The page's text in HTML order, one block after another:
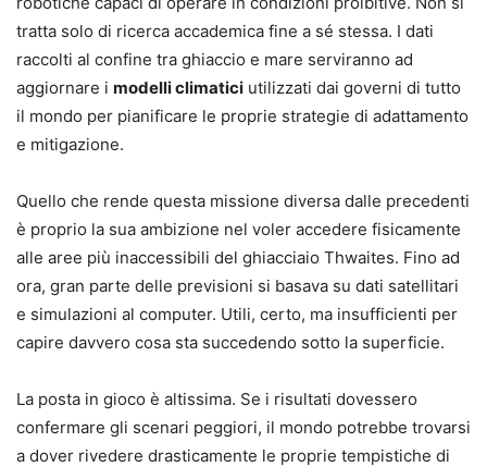
tratta solo di ricerca accademica fine a sé stessa. I dati
raccolti al confine tra ghiaccio e mare serviranno ad
aggiornare i modelli climatici utilizzati dai governi di tutto
il mondo per pianificare le proprie strategie di adattamento
e mitigazione.
Quello che rende questa missione diversa dalle precedenti
è proprio la sua ambizione nel voler accedere fisicamente
alle aree più inaccessibili del ghiacciaio Thwaites. Fino ad
ora, gran parte delle previsioni si basava su dati satellitari
e simulazioni al computer. Utili, certo, ma insufficienti per
capire davvero cosa sta succedendo sotto la superficie.
La posta in gioco è altissima. Se i risultati dovessero
confermare gli scenari peggiori, il mondo potrebbe trovarsi
a dover rivedere drasticamente le proprie tempistiche di